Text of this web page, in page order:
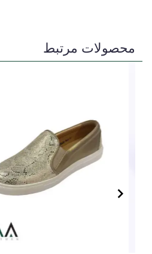
محصولات مرتبط